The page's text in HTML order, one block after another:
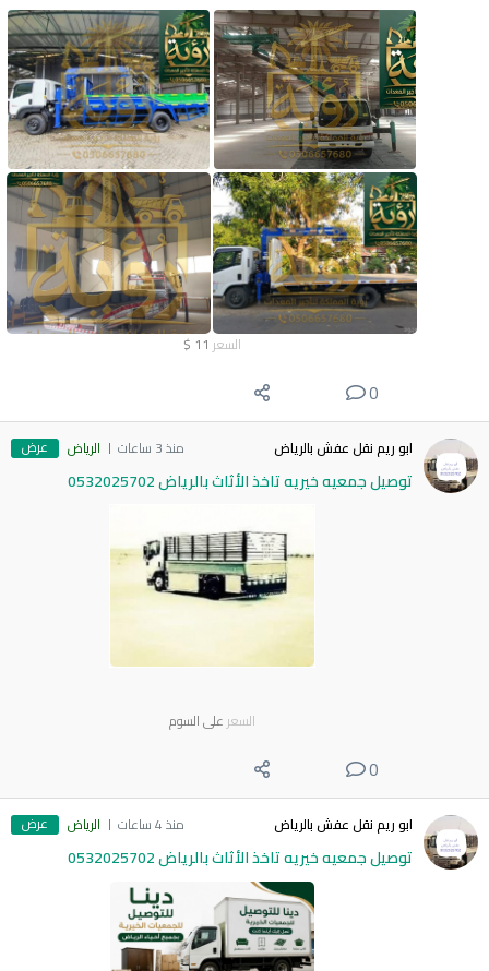
السعر 11
$
0
ابو ريم نقل عفش بالرياض منذ 3 ساعات الرياض عرض
توصيل جمعيه خيريه تاخذ الأثاث بالرياض 0532025702
السعر على السوم
0
ابو ريم نقل عفش بالرياض منذ 4 ساعات الرياض عرض
توصيل جمعيه خيريه تاخذ الأثاث بالرياض 0532025702